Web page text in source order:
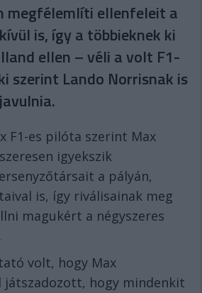
megfélemlíti ellenfeleit a
is, így a többieknek ki
ellen – véli a volt F1-
szerint Lando Norrisnak is
F1-es pilóta szerint Max
igyekszik
a pályán,
is, így riválisainak meg
magukért a négyszeres
volt, hogy Max
játszadozott, hogy mindenkit